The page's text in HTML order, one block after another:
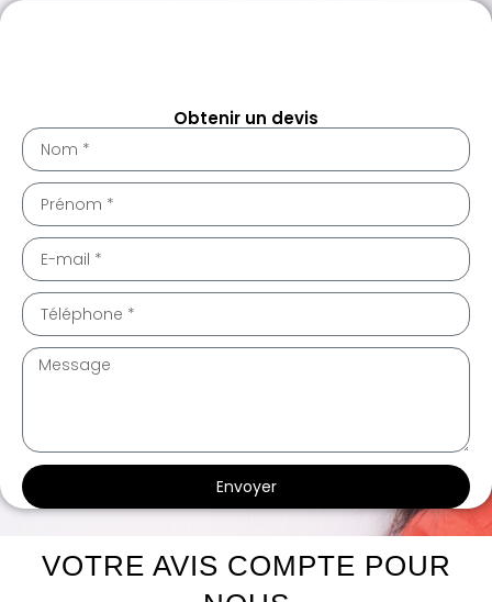
Obtenir un devis
Envoyer
VOTRE AVIS COMPTE POUR